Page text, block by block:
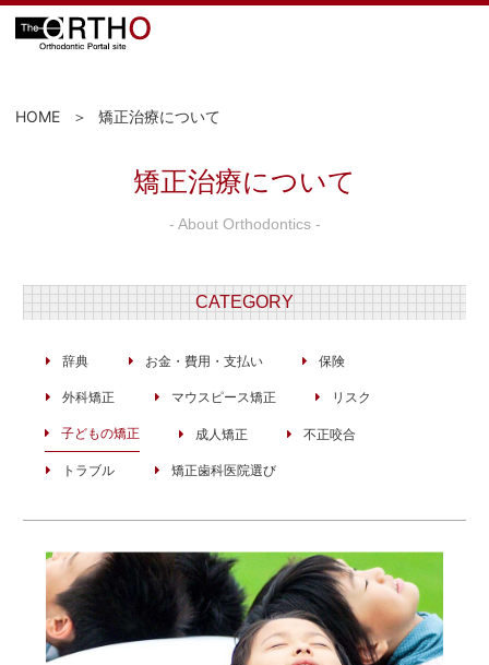
HOME 矯正治療について
矯正治療について
- About Orthodontics -
CATEGORY
辞典 お金・費用・支払い 保険
外科矯正 マウスピース矯正 リスク
子どもの矯正 成人矯正 不正咬合
トラブル 矯正歯科医院選び